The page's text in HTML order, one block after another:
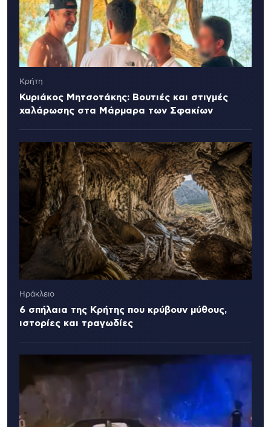
Κρήτη
Κυριάκος Μητσοτάκης: Βουτιές και στιγμές
χαλάρωσης στα Μάρμαρα των Σφακίων
Ηράκλειο
6 σπήλαια της Κρήτης που κρύβουν μύθους,
ιστορίες και τραγωδίες